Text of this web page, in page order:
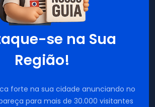
se na Sua
Região!
forte na sua cidade anunciando no
para mais de 30.000 visitantes